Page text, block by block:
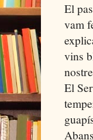
El
vam
vins
El